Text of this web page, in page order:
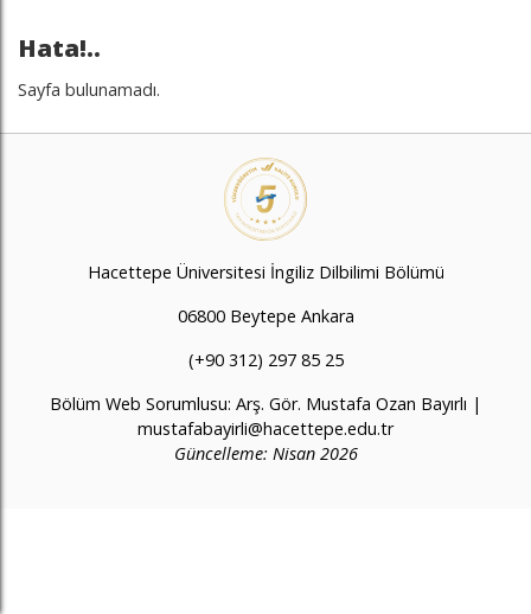
Hata!..
Sayfa bulunamadı.
Hacettepe Üniversitesi İngiliz Dilbilimi Bölümü
06800 Beytepe Ankara
(+90 312) 297 85 25
Bölüm Web Sorumlusu: Arş. Gör. Mustafa Ozan Bayırlı |
mustafabayirli@hacettepe.edu.tr
Güncelleme: Nisan 2026